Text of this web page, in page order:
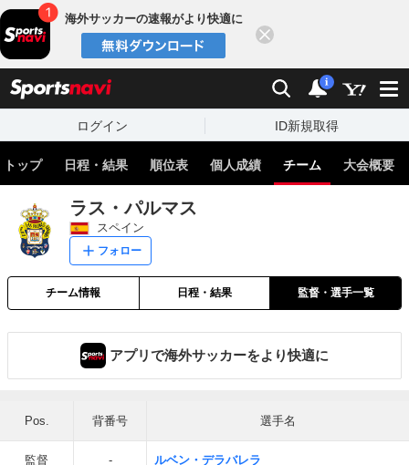
海外サッカーの速報がより快適に
検索 通知
i
ログイン ID新規取得
トップ 日程・結果 順位表 個人成績 チーム 大会概要
ラス・パルマス
スペイン
フォロー
チーム情報 日程・結果 監督・選手一覧
アプリで海外サッカーをより快適に
Pos. 背番号 選手名
監督 - ルベン・デラバレラ